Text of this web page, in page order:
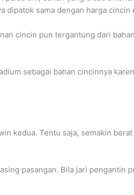
dipatok sama dengan harga cincin
cincin pun tergantung dari
sebagai bahan cincinnya
kedua. Tentu saja, semakin
pasangan. Bila jari pengantin